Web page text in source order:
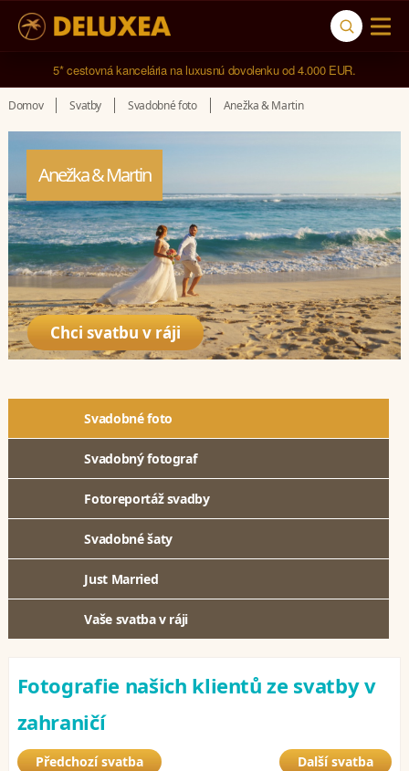
5* cestovná kancelária na luxusnú dovolenku od 4.000 EUR.
Domov Svatby Svadobné foto Anežka & Martin
Anežka & Martin
Chci svatbu v ráji
Svadobné foto
Svadobný fotograf
Fotoreportáž svadby
Svadobné šaty
Just Married
Vaše svatba v ráji
Fotografie našich klientů ze svatby v
zahraničí
Předchozí svatba Další svatba